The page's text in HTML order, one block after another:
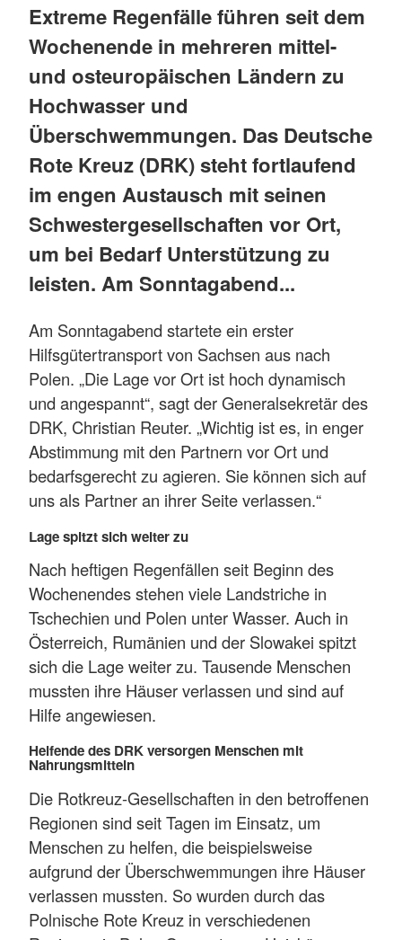
Extreme Regenfälle führen seit dem
Wochenende in mehreren mittel-
und osteuropäischen Ländern zu
Hochwasser und
Überschwemmungen. Das Deutsche
Rote Kreuz (DRK) steht fortlaufend
im engen Austausch mit seinen
Schwestergesellschaften vor Ort,
um bei Bedarf Unterstützung zu
leisten. Am Sonntagabend...
Am Sonntagabend startete ein erster
Hilfsgütertransport von Sachsen aus nach
Polen. „Die Lage vor Ort ist hoch dynamisch
und angespannt“, sagt der Generalsekretär des
DRK, Christian Reuter. „Wichtig ist es, in enger
Abstimmung mit den Partnern vor Ort und
bedarfsgerecht zu agieren. Sie können sich auf
uns als Partner an ihrer Seite verlassen.“
Lage spitzt sich weiter zu
Nach heftigen Regenfällen seit Beginn des
Wochenendes stehen viele Landstriche in
Tschechien und Polen unter Wasser. Auch in
Österreich, Rumänien und der Slowakei spitzt
sich die Lage weiter zu. Tausende Menschen
mussten ihre Häuser verlassen und sind auf
Hilfe angewiesen.
Helfende des DRK versorgen Menschen mit
Nahrungsmitteln
Die Rotkreuz-Gesellschaften in den betroffenen
Regionen sind seit Tagen im Einsatz, um
Menschen zu helfen, die beispielsweise
aufgrund der Überschwemmungen ihre Häuser
verlassen mussten. So wurden durch das
Polnische Rote Kreuz in verschiedenen